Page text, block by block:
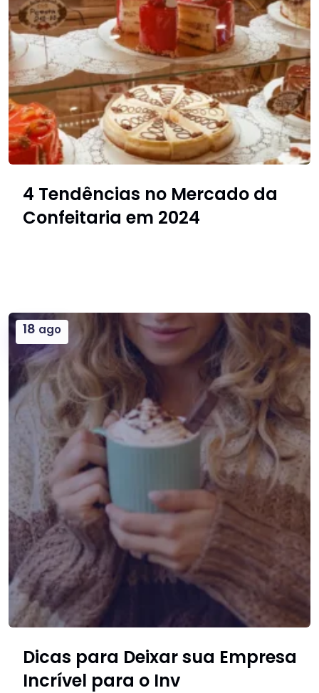
4 Tendências no Mercado da
Confeitaria em 2024
18 ago
Dicas para Deixar sua Empresa
Incrível para o Inv